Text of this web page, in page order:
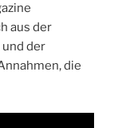
aus der
der
die